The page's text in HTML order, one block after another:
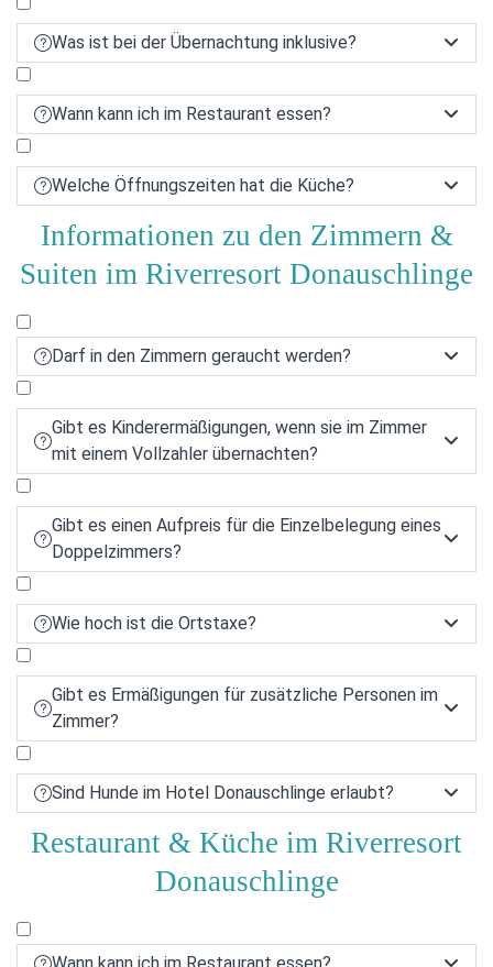
Was ist bei der Übernachtung inklusive? 
Wann kann ich im Restaurant essen? 
Welche Öffnungszeiten hat die Küche? 
Informationen zu den Zimmern &
Suiten im Riverresort Donauschlinge
Darf in den Zimmern geraucht werden? 

Gibt es Kinderermäßigungen, wenn sie im Zimmer
mit einem Vollzahler übernachten?


Gibt es einen Aufpreis für die Einzelbelegung eines
Doppelzimmers?

Wie hoch ist die Ortstaxe? 

Gibt es Ermäßigungen für zusätzliche Personen im
Zimmer?

Sind Hunde im Hotel Donauschlinge erlaubt? 
Restaurant & Küche im Riverresort
Donauschlinge
Wann kann ich im Restaurant essen? 